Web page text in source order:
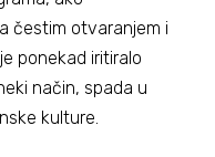
čestim otvaranjem i
ponekad iritiralo
način, spada u
kulture.